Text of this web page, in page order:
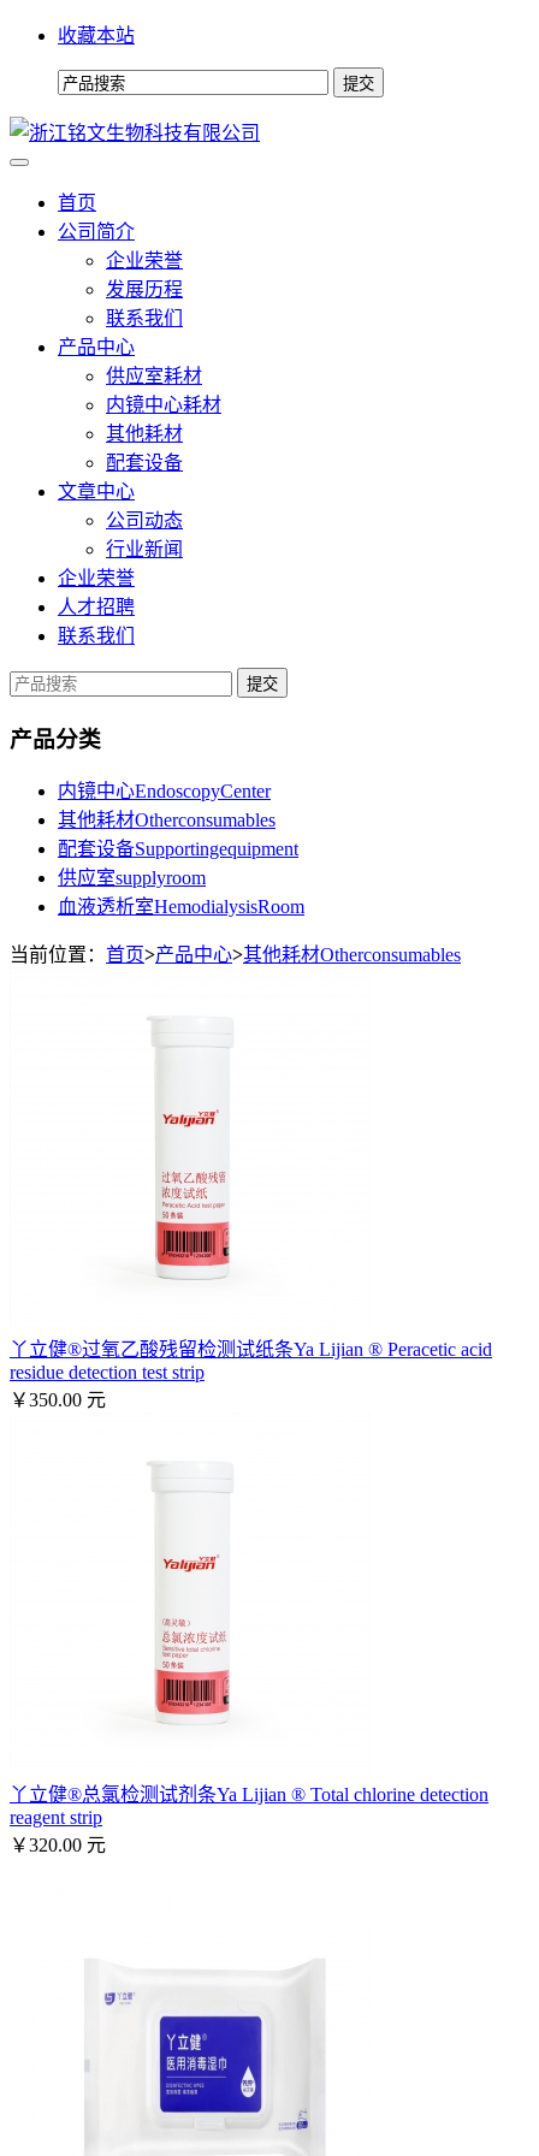
收藏本站
首页
公司简介
企业荣誉
发展历程
联系我们
产品中心
供应室耗材
内镜中心耗材
其他耗材
配套设备
文章中心
公司动态
行业新闻
企业荣誉
人才招聘
联系我们
提交
产品分类
内镜中心EndoscopyCenter
其他耗材Otherconsumables
配套设备Supportingequipment
供应室supplyroom
血液透析室HemodialysisRoom
当前位置： 首页>产品中心>其他耗材Otherconsumables
丫立健®过氧乙酸残留检测试纸条Ya Lijian ® Peracetic acid
residue detection test strip
￥350.00 元
丫立健®总氯检测试剂条Ya Lijian ® Total chlorine detection
reagent strip
￥320.00 元